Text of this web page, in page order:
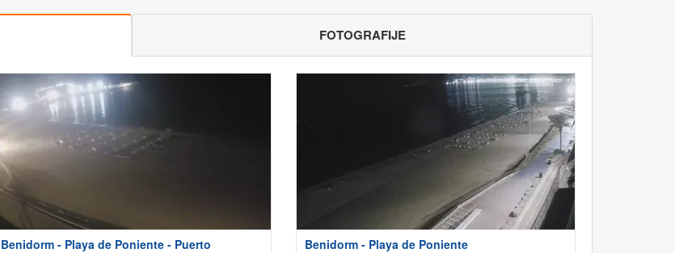
FOTOGRAFIJE
Benidorm - Playa de Poniente - Puerto Benidorm - Playa de Poniente